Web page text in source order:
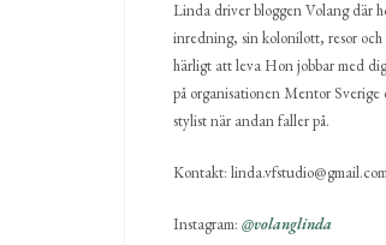
Linda driver bloggen Volang där
inredning, sin kolonilott, resor
härligt att leva Hon jobbar med
på organisationen Mentor Sverige
stylist när andan faller på.
Kontakt:
Instagram: @volanglinda